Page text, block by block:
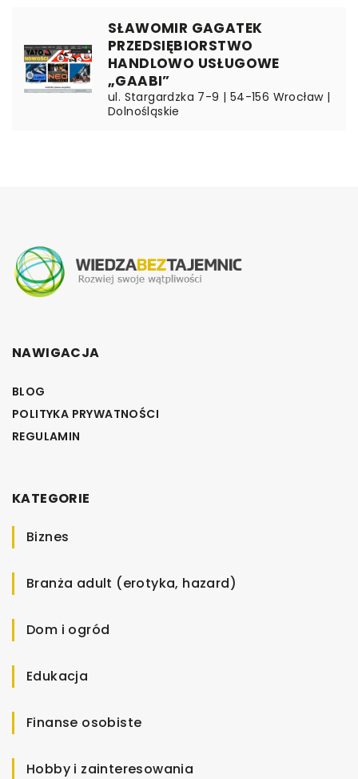
SŁAWOMIR GAGATEK
PRZEDSIĘBIORSTWO
HANDLOWO USŁUGOWE
„GAABI”
ul. Stargardzka 7-9 | 54-156 Wrocław |
Dolnośląskie
NAWIGACJA
BLOG
POLITYKA PRYWATNOŚCI
REGULAMIN
KATEGORIE
Biznes
Branża adult (erotyka, hazard)
Dom i ogród
Edukacja
Finanse osobiste
Hobby i zainteresowania